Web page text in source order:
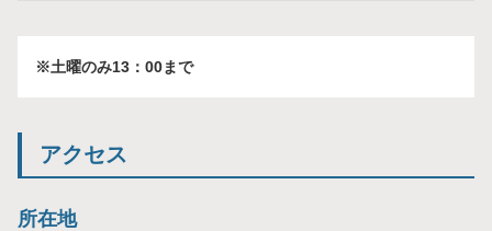
※土曜のみ13：00まで
アクセス
所在地